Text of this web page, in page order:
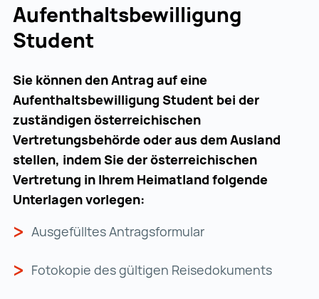
Aufenthaltsbewilligung
Student
Sie können den Antrag auf eine
Aufenthaltsbewilligung Student bei der
zuständigen österreichischen
Vertretungsbehörde oder aus dem Ausland
stellen, indem Sie der österreichischen
Vertretung in Ihrem Heimatland folgende
Unterlagen vorlegen:
AusgefülltesAntragsformular
Fotokopie des gültigen Reisedokuments